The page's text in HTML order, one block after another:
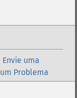
Envie uma
Problema